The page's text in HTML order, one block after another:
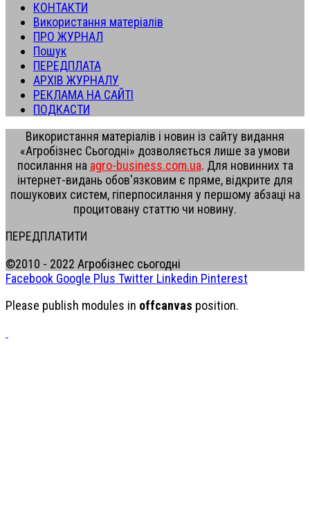
КОНТАКТИ
Використання матеріалів
ПРО ЖУРНАЛ
Пошук
ПЕРЕДПЛАТА
АРХІВ ЖУРНАЛУ
РЕКЛАМА НА САЙТІ
ПОДКАСТИ
Використання матеріалів і новин із сайту видання
«Агробізнес Сьогодні» дозволяється лише за умови
посилання на agro-business.com.ua. Для новинних та
інтернет-видань обов'язковим є пряме, відкрите для
пошукових систем, гіперпосилання у першому абзаці на
процитовану статтю чи новину.
ПЕРЕДПЛАТИТИ
©2010 - 2022 Агробізнес сьогодні
Facebook Google Plus Twitter Linkedin Pinterest
Please publish modules in offcanvas position.